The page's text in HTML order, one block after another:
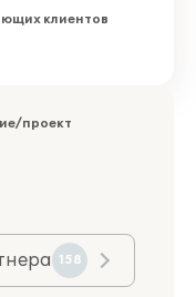
клиентов
проект
158